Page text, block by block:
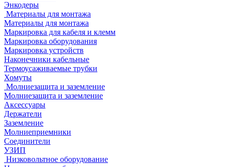
Энкодеры
Материалы для монтажа
Материалы для монтажа
Маркировка для кабеля и клемм
Маркировка оборудования
Маркировка устройств
Наконечники кабельные
Термоусаживаемые трубки
Хомуты
Молниезащита и заземление
Молниезащита и заземление
Аксессуары
Держатели
Заземление
Молниеприемники
Соединители
УЗИП
Низковольтное оборудование